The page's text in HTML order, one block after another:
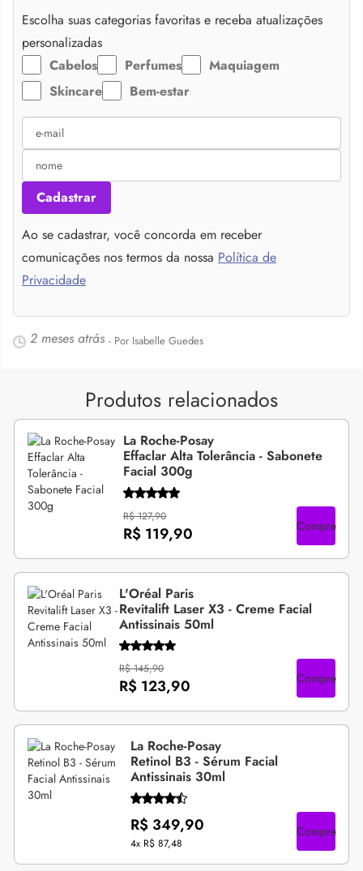
Escolha suas categorias favoritas e receba atualizações
personalizadas
Cabelos
Perfumes
Maquiagem
Skincare
Bem-estar
Cadastrar
Ao se cadastrar, você concorda em receber
comunicações nos termos da nossa Política de
Privacidade
2 meses atrás - Por Isabelle Guedes
Produtos relacionados
La Roche-Posay
Effaclar Alta Tolerância - Sabonete
Facial 300g
R$ 127,90
R$ 119,90 Compre
L'Oréal Paris
Revitalift Laser X3 - Creme Facial
Antissinais 50ml
R$ 145,90
R$ 123,90 Compre
La Roche-Posay
Retinol B3 - Sérum Facial
Antissinais 30ml
R$ 349,90
4x R$ 87,48
Compre